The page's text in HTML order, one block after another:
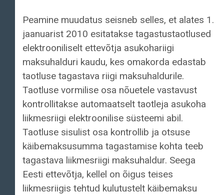
Peamine muudatus seisneb selles, et alates 1.
jaanuarist 2010 esitatakse tagastustaotlused
elektrooniliselt ettevõtja asukohariigi
maksuhalduri kaudu, kes omakorda edastab
taotluse tagastava riigi maksuhaldurile.
Taotluse vormilise osa nõuetele vastavust
kontrollitakse automaatselt taotleja asukoha
liikmesriigi elektroonilise süsteemi abil.
Taotluse sisulist osa kontrollib ja otsuse
käibemaksusumma tagastamise kohta teeb
tagastava liikmesriigi maksuhaldur. Seega
Eesti ettevõtja, kellel on õigus teises
liikmesriigis tehtud kulutustelt käibemaksu